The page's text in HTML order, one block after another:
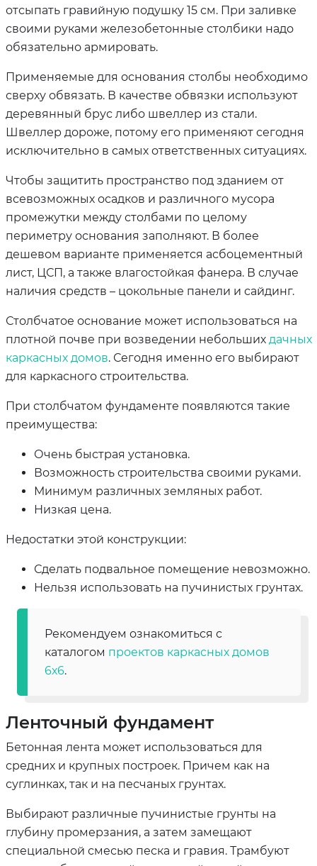
отсыпать гравийную подушку 15 см. При заливке
своими руками железобетонные столбики надо
обязательно армировать.
Применяемые для основания столбы необходимо
сверху обвязать. В качестве обвязки используют
деревянный брус либо швеллер из стали.
Швеллер дороже, потому его применяют сегодня
исключительно в самых ответственных ситуациях.
Чтобы защитить пространство под зданием от
всевозможных осадков и различного мусора
промежутки между столбами по целому
периметру основания заполняют. В более
дешевом варианте применяется асбоцементный
лист, ЦСП, а также влагостойкая фанера. В случае
наличия средств – цокольные панели и сайдинг.
Столбчатое основание может использоваться на
плотной почве при возведении небольших дачных
каркасных домов. Сегодня именно его выбирают
для каркасного строительства.
При столбчатом фундаменте появляются такие
преимущества:
Очень быстрая установка.
Возможность строительства своими руками.
Минимум различных земляных работ.
Низкая цена.
Недостатки этой конструкции:
Сделать подвальное помещение невозможно.
Нельзя использовать на пучинистых грунтах.
Рекомендуем ознакомиться с
каталогом проектов каркасных домов
6х6.
Ленточный фундамент
Бетонная лента может использоваться для
средних и крупных построек. Причем как на
суглинках, так и на песчаных грунтах.
Выбирают различные пучинистые грунты на
глубину промерзания, а затем замещают
специальной смесью песка и гравия. Трамбуют